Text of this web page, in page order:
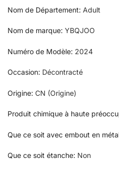
Nom de Département: Adult
Nom de marque: YBQJOO
Numéro de Modèle: 2024
Occasion: Décontracté
Origine: CN (Origine)
Produit chimique à haute
Que ce soit avec embout en
Que ce soit étanche: Non